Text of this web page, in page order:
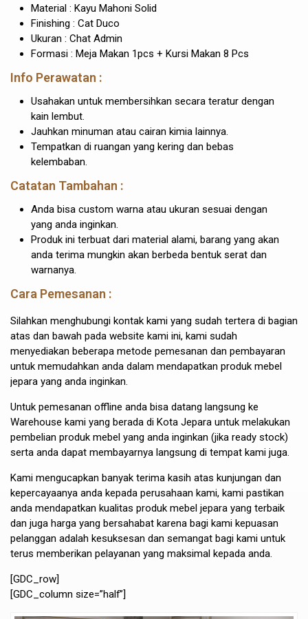
Material : Kayu Mahoni Solid
Finishing : Cat Duco
Ukuran : Chat Admin
Formasi : Meja Makan 1pcs + Kursi Makan 8 Pcs
Info Perawatan :
Usahakan untuk membersihkan secara teratur dengan
kain lembut.
Jauhkan minuman atau cairan kimia lainnya.
Tempatkan di ruangan yang kering dan bebas
kelembaban.
Catatan Tambahan :
Anda bisa custom warna atau ukuran sesuai dengan
yang anda inginkan.
Produk ini terbuat dari material alami, barang yang akan
anda terima mungkin akan berbeda bentuk serat dan
warnanya.
Cara Pemesanan :
Silahkan menghubungi kontak kami yang sudah tertera di bagian
atas dan bawah pada website kami ini, kami sudah
menyediakan beberapa metode pemesanan dan pembayaran
untuk memudahkan anda dalam mendapatkan produk mebel
jepara yang anda inginkan.
Untuk pemesanan offline anda bisa datang langsung ke
Warehouse kami yang berada di Kota Jepara untuk melakukan
pembelian produk mebel yang anda inginkan (jika ready stock)
serta anda dapat membayarnya langsung di tempat kami juga.
Kami mengucapkan banyak terima kasih atas kunjungan dan
kepercayaanya anda kepada perusahaan kami, kami pastikan
anda mendapatkan kualitas produk mebel jepara yang terbaik
dan juga harga yang bersahabat karena bagi kami kepuasan
pelanggan adalah kesuksesan dan semangat bagi kami untuk
terus memberikan pelayanan yang maksimal kepada anda.
[GDC_row]
[GDC_column size=”half”]